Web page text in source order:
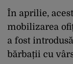
În aprilie,
mobilizarea
a fost
bărbații cu